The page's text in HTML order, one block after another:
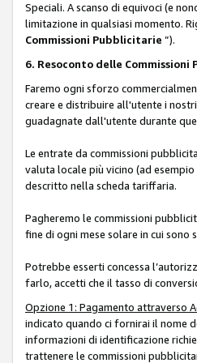
Speciali. A scanso di equivoci (e
limitazione in qualsiasi momento.
Commissioni Pubblicitarie ”).
6. Resoconto delle
Faremo ogni sforzo
creare e distribuire all'utente i
guadagnate dall'utente durante
Le entrate da commissioni
valuta locale più vicino (ad
descritto nella scheda tariffaria.
Pagheremo le commissioni
fine di ogni mese solare in cui
Potrebbe esserti concessa
farlo, accetti che il tasso di
Opzione 1: Pagamento attraverso
indicato quando ci fornirai il nome
informazioni di identificazione
trattenere le commissioni